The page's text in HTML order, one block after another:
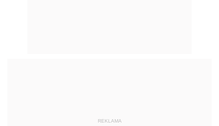
REKLAMA